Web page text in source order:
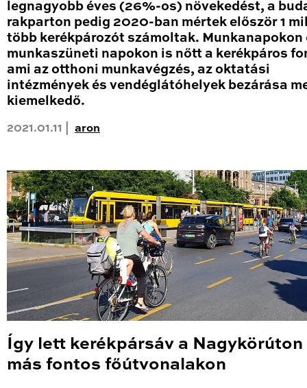
legnagyobb éves (26%-os) növekedést, a
rakparton pedig 2020-ban mértek először 1
több kerékpározót számoltak. Munkanapokon
munkaszüneti napokon is nőtt a kerékpáros
ami az otthoni munkavégzés, az oktatási
intézmények és vendéglátóhelyek bezárása
kiemelkedő.
2021.01.11 | aron
Így lett kerékpársáv a Nagykörúton
más fontos főútvonalakon